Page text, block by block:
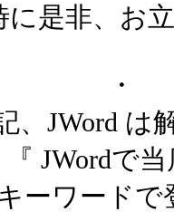
に是非、お
・
、JWord
JWordで
ーワードで